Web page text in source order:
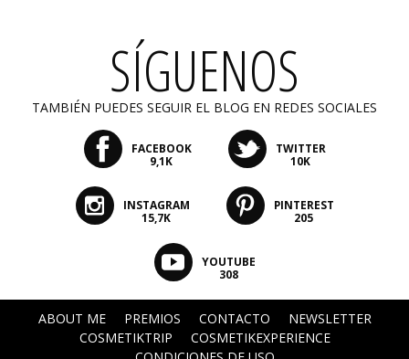
SÍGUENOS
TAMBIÉN PUEDES SEGUIR EL BLOG EN REDES SOCIALES
FACEBOOK
9,1K
TWITTER
10K
INSTAGRAM
15,7K
PINTEREST
205
YOUTUBE
308
ABOUT ME PREMIOS CONTACTO
NEWSLETTER
COSMETIKTRIP
COSMETIKEXPERIENCE